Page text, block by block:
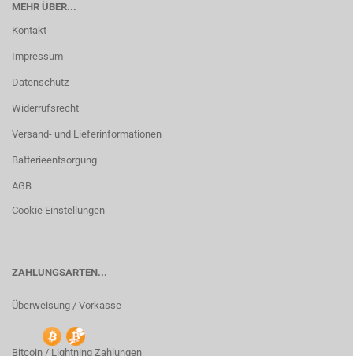
MEHR ÜBER...
Kontakt
Impressum
Datenschutz
Widerrufsrecht
Versand- und Lieferinformationen
Batterieentsorgung
AGB
Cookie Einstellungen
ZAHLUNGSARTEN...
Überweisung / Vorkasse
Bitcoin / Lightning Zahlungen